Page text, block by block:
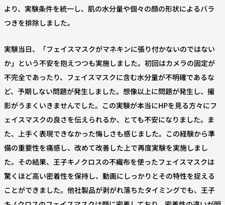
より、実験条件を統一し、肌の水分量や個々の顔の形状によるバラ
つきを排除しました。
実験当日、「フェイスマスクがマネキンに張り付かないのではない
か」という不安を抱えつつも実施しました。初回はカメラの固定が
不完全であったり、フェイスマスクに含む水分量が不明確であるな
ど、予期しない問題が発生しました。想像以上に問題が発生し、撮
影がうまくいきませんでした。この実験が本当にHPを見る方々にフ
ェイスマスクの良さを伝えられるか、とても不安になりました。ま
た、上手く表現できなかった悔しさも感じました。この経験から準
備の重要性を痛感し、改めて改善した上で再度実験を実施しまし
た。その結果、王子キノクロスの不織布を使ったフェイスマスクは
驚くほど高い密着性を保持し、動画にしっかりとその特性を捉える
ことができました。他社製品が剥がれ落ちたタイミングでも、王子